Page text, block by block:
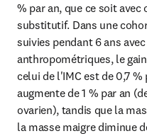
% par an, que ce soit
substitutif. Dans une
suivies pendant 6 ans
anthropométriques, le
celui de l'IMC est de 0,7
augmente de 1 % par an
ovarien), tandis que la
la masse maigre diminue